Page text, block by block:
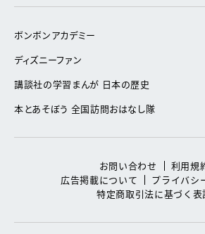
ボンボンアカデミー
ディズニーファン
講談社の学習まんが 日本の歴史
本とあそぼう 全国訪問おはなし隊
お問い合わせ
利用規
広告掲載について
プライバシ
特定商取引法に基づく表